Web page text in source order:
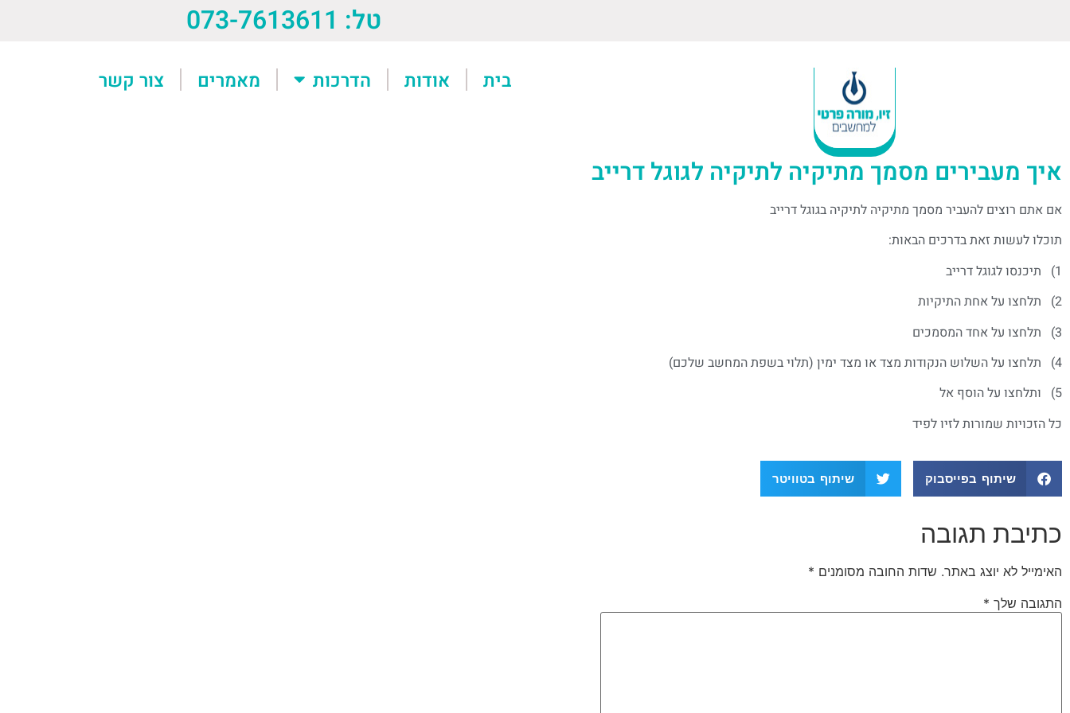
טל: 073-7613611
בית אודות הדרכות מאמרים צור קשר
איך מעבירים מסמך מתיקיה לתיקיה לגוגל דרייב
אם אתם רוצים להעביר מסמך מתיקיה לתיקיה בגוגל דרייב
תוכלו לעשות זאת בדרכים הבאות:
1) תיכנסו לגוגל דרייב
2) תלחצו על אחת התיקיות
3) תלחצו על אחד המסמכים
4) תלחצו על השלוש הנקודות מצד או מצד ימין (תלוי בשפת המחשב שלכם)
5) ותלחצו על הוסף אל
כל הזכויות שמורות לזיו לפיד
שיתוף בפייסבוק שיתוף בטוויטר
כתיבת תגובה
האימייל לא יוצג באתר. שדות החובה מסומנים *
התגובה שלך *